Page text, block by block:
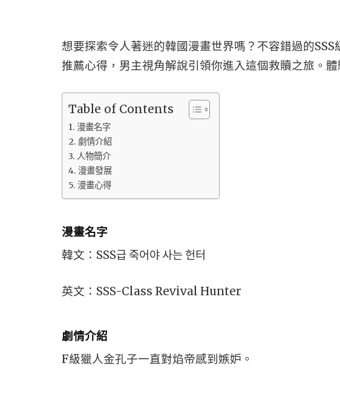
想要探索令人著迷的韓國漫畫世界嗎？不容錯過的
推薦心得，男主視角解說引領你進入這個救贖之旅。
Table of Contents
漫畫名字
劇情介紹
人物簡介
漫畫發展
漫畫心得
漫畫名字
韓文：SSS급 죽어야 사는 헌터
英文：SSS-Class Revival Hunter
劇情介紹
F級獵人金孔子一直對焰帝感到嫉妒。